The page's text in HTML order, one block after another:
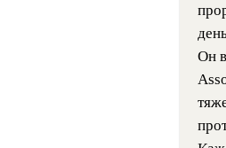
Он